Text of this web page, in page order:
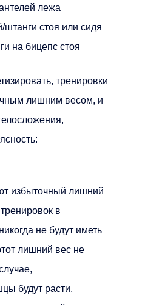
лежа
стоя или сидя
на бицепс стоя
тренировки
лишним весом, и
избыточный лишний
в
не будут иметь
лишний вес не
будут расти,